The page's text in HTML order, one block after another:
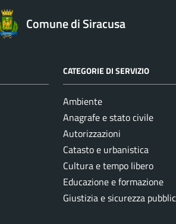
Comune di Siracusa
CATEGORIE DI SERVIZIO
Ambiente
Anagrafe e stato civile
Autorizzazioni
Catasto e urbanistica
Cultura e tempo libero
Educazione e formazione
Giustizia e sicurezza